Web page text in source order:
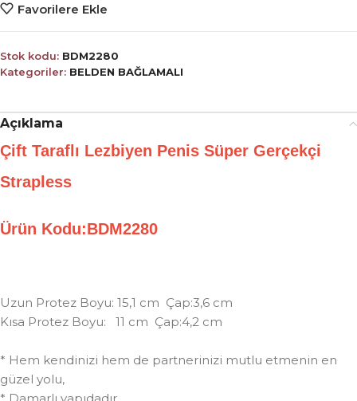
Favorilere Ekle
Stok kodu: BDM2280
Kategoriler: BELDEN BAĞLAMALI
Açıklama
Çift Taraflı Lezbiyen Penis Süper Gerçekçi
Strapless
Ürün Kodu:BDM2280
Uzun Protez Boyu: 15,1 cm Çap:3,6 cm
Kısa Protez Boyu: 11 cm Çap:4,2 cm
* Hem kendinizi hem de partnerinizi mutlu etmenin en
güzel yolu,